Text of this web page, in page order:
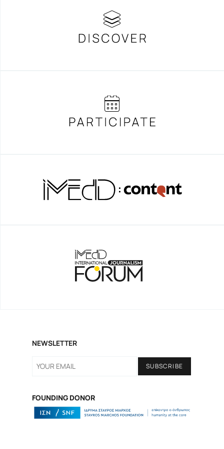
ΚΥΝΗΓΩΝΤΑΣ ΤΟΥΣ ΙΝΤΙΑΝΑ
Gen Z και Media
SNF NOSTOS 2022 // the HEALTH
FOUNDING DONOR
NEWSLETTER